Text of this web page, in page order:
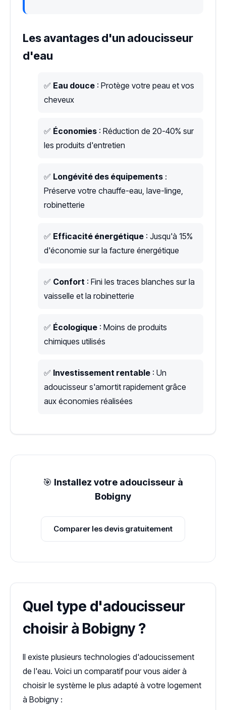
Les avantages d'un adoucisseur
d'eau
✅ Eau douce : Protège votre peau et vos
cheveux
✅ Économies : Réduction de 20-40% sur
les produits d'entretien
✅ Longévité des équipements :
Préserve votre chauffe-eau, lave-linge,
robinetterie
✅ Efficacité énergétique : Jusqu'à 15%
d'économie sur la facture énergétique
✅ Confort : Fini les traces blanches sur la
vaisselle et la robinetterie
✅ Écologique : Moins de produits
chimiques utilisés
✅ Investissement rentable : Un
adoucisseur s'amortit rapidement grâce
aux économies réalisées
🎯 Installez votre adoucisseur à
Bobigny
Comparer les devis gratuitement
Quel type d'adoucisseur
choisir à Bobigny ?
Il existe plusieurs technologies d'adoucissement
de l'eau. Voici un comparatif pour vous aider à
choisir le système le plus adapté à votre logement
à Bobigny :